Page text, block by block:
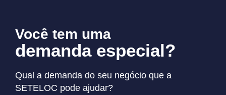
Você tem uma
demanda especial?
Qual a demanda do seu negócio que a
SETELOC pode ajudar?